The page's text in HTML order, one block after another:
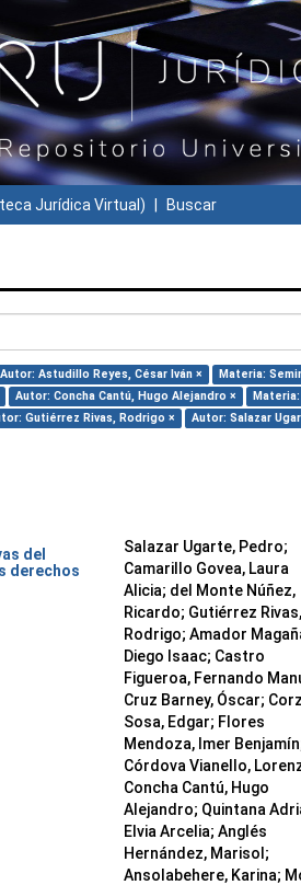
Jurídica Virtual) Buscar
Autor: Astudillo Reyes, César Iván ×
Materia:
Autor: Concha Cantú, Hugo Alejandro ×
Materia:
Gutiérrez Rivas, Rodrigo × Autor: Salazar
del
derechos
Salazar Ugarte, Pedro;
Camarillo Govea, Laura
Alicia; del Monte Núñez,
Ricardo; Gutiérrez Rivas,
Rodrigo; Amador
Diego Isaac; Castro
Figueroa, Fernando
Cruz Barney, Óscar;
Sosa, Edgar; Flores
Mendoza, Imer Benjamín
Córdova Vianello,
Concha Cantú, Hugo
Alejandro; Quintana
Elvia Arcelia; Anglés
Hernández, Marisol ;
Ansolabehere, Karina;